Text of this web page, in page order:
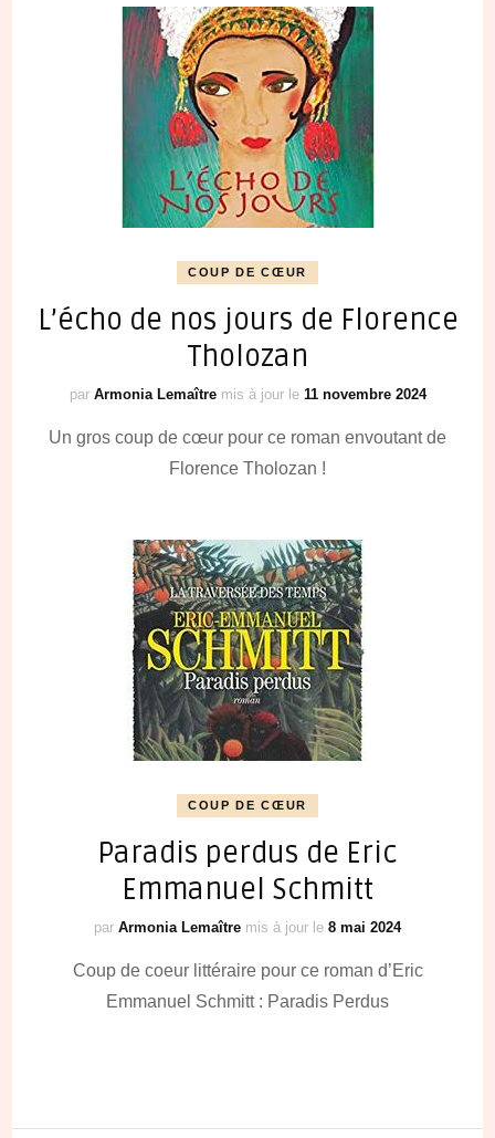
COUP DE CŒUR
L’écho de nos jours de Florence
Tholozan
par Armonia Lemaître mis à jour le 11 novembre 2024
Un gros coup de cœur pour ce roman envoutant de
Florence Tholozan !
COUP DE CŒUR
Paradis perdus de Eric
Emmanuel Schmitt
par Armonia Lemaître mis à jour le 8 mai 2024
Coup de coeur littéraire pour ce roman d’Eric
Emmanuel Schmitt : Paradis Perdus